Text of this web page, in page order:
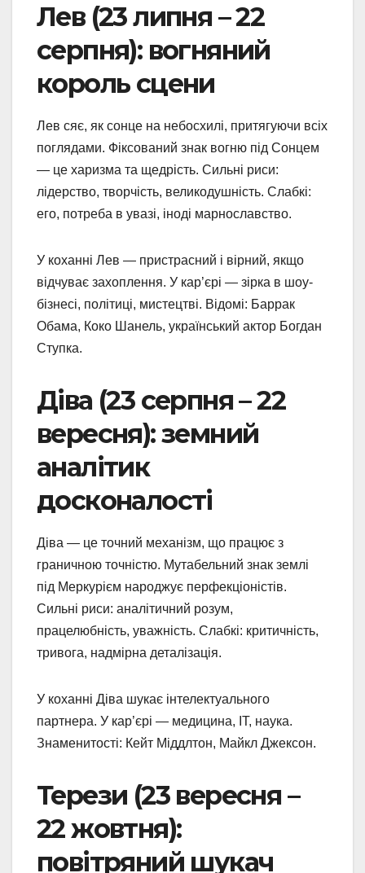
Лев (23 липня – 22
серпня): вогняний
король сцени
Лев сяє, як сонце на небосхилі, притягуючи всіх
поглядами. Фіксований знак вогню під Сонцем
— це харизма та щедрість. Сильні риси:
лідерство, творчість, великодушність. Слабкі:
его, потреба в увазі, іноді марнославство.
У коханні Лев — пристрасний і вірний, якщо
відчуває захоплення. У кар’єрі — зірка в шоу-
бізнесі, політиці, мистецтві. Відомі: Баррак
Обама, Коко Шанель, український актор Богдан
Ступка.
Діва (23 серпня – 22
вересня): земний
аналітик
досконалості
Діва — це точний механізм, що працює з
граничною точністю. Мутабельний знак землі
під Меркурієм народжує перфекціоністів.
Сильні риси: аналітичний розум,
працелюбність, уважність. Слабкі: критичність,
тривога, надмірна деталізація.
У коханні Діва шукає інтелектуального
партнера. У кар’єрі — медицина, IT, наука.
Знаменитості: Кейт Міддлтон, Майкл Джексон.
Терези (23 вересня –
22 жовтня):
повітряний шукач